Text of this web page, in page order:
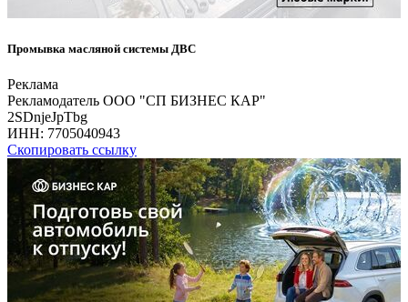
Промывка масляной системы ДВС
Реклама
Рекламодатель ООО "СП БИЗНЕС КАР"
2SDnjeJpTbg
ИНН: 7705040943
Скопировать ссылку